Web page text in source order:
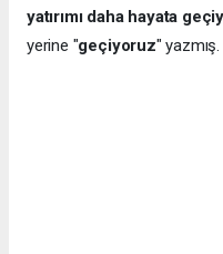
yatırımı daha hayata
yerine "geçiyoruz" yazmış.